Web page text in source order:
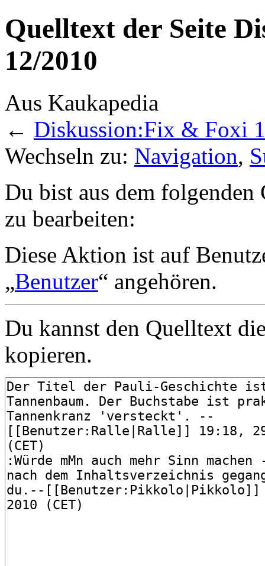
Quelltext der Seite
12/2010
Aus Kaukapedia
← Diskussion:Fix & Foxi
Wechseln zu: Navigation,
Du bist aus dem
zu bearbeiten:
Diese Aktion ist auf
„Benutzer“ angehören.
Du kannst den Quelltext
kopieren.